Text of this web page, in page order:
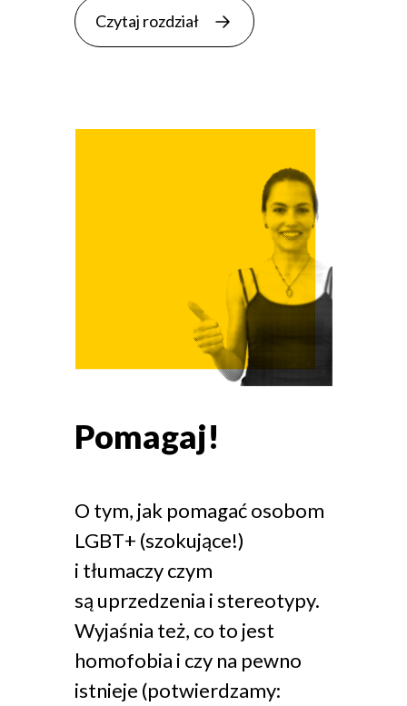
Czytaj rozdział
Pomagaj!
O tym, jak pomagać osobom
LGBT+ (szokujące!)
i tłumaczy czym
są uprzedzenia i stereotypy.
Wyjaśnia też, co to jest
homofobia i czy na pewno
istnieje (potwierdzamy: